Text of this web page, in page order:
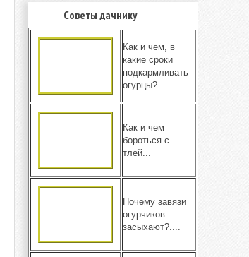
Советы дачнику
Как и чем, в
какие сроки
подкармливать
огурцы?
Как и чем
бороться с
тлей...
Почему завязи
огурчиков
засыхают?....